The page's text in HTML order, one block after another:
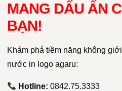
MANG DẤU ẤN
BẠN!
Khám phá tiềm năng không
nước in logo agaru:
Hotline: 0842.75.3333